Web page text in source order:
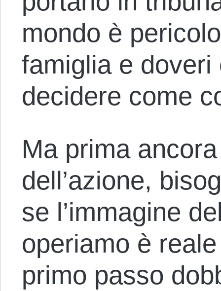
mondo è
famiglia e
decidere come
Ma prima
dell’azione,
se l’immagine
operiamo è
primo passo